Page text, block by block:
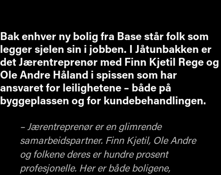
Bak enhver ny bolig fra Base står folk som
legger sjelen sin i jobben. I Jåtunbakken er
det Jærentreprenør med Finn Kjetil Rege og
Ole Andre Håland i spissen som har
ansvaret for leilighetene – både på
byggeplassen og for kundebehandlingen.
– Jærentreprenør er en glimrende
samarbeidspartner. Finn Kjetil, Ole Andre
og folkene deres er hundre prosent
profesjonelle. Her er både boligene,